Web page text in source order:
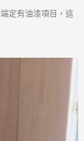
定有油漆項目，這